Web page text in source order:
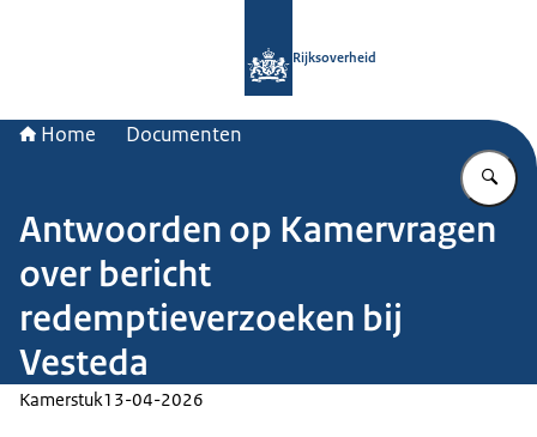
Rijksoverheid
Home Documenten
Antwoorden op Kamervragen
over bericht
redemptieverzoeken bij
Vesteda
Kamerstuk13-04-2026